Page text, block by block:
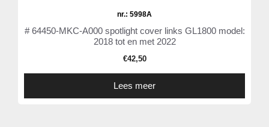
nr.: 5998A
# 64450-MKC-A000 spotlight cover links GL1800 model:
2018 tot en met 2022
€42,50
Lees meer